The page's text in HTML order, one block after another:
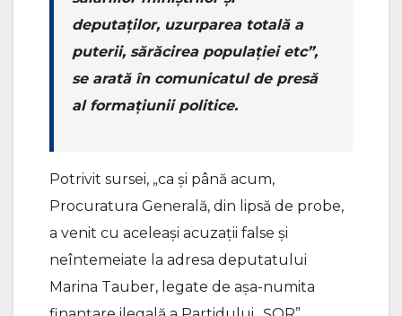
deputaților, uzurparea totală a
puterii, sărăcirea populației etc”,
se arată în comunicatul de presă
al formațiunii politice.
Potrivit sursei, „ca și până acum,
Procuratura Generală, din lipsă de probe,
a venit cu aceleași acuzații false și
neîntemeiate la adresa deputatului
Marina Tauber, legate de așa-numita